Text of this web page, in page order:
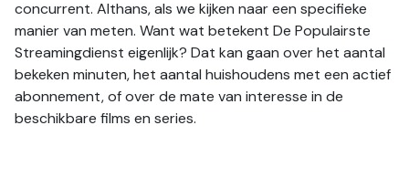
concurrent. Althans, als we kijken naar een specifieke
manier van meten. Want wat betekent De Populairste
Streamingdienst eigenlijk? Dat kan gaan over het aantal
bekeken minuten, het aantal huishoudens met een actief
abonnement, of over de mate van interesse in de
beschikbare films en series.